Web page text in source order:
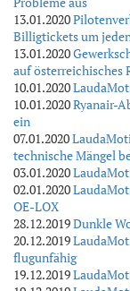
13.01.2020
Billigtickets um
13.01.2020
auf österreichisches
10.01.2020
10.01.2020Ryanair-
ein
07.01.2020
technische Mängel
03.01.2020
02.01.2020
OE-LOX
28.12.2019Dunkle
20.12.2019
flugunfähig
19.12.2019